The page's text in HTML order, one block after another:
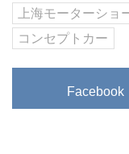
上海モーターショ
コンセプトカー
Facebook